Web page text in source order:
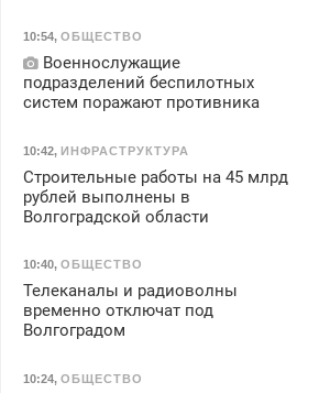
10:54, ОБЩЕСТВО
Военнослужащие
подразделений беспилотных
систем поражают противника
10:42, ИНФРАСТРУКТУРА
Строительные работы на 45 млрд
рублей выполнены в
Волгоградской области
10:40, ОБЩЕСТВО
Телеканалы и радиоволны
временно отключат под
Волгоградом
10:24, ОБЩЕСТВО